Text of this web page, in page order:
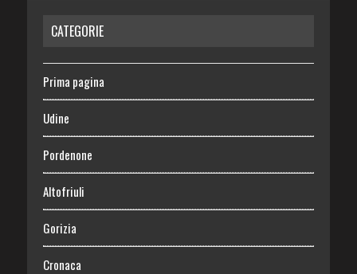
CATEGORIE
Prima pagina
Udine
Pordenone
Altofriuli
Gorizia
Cronaca